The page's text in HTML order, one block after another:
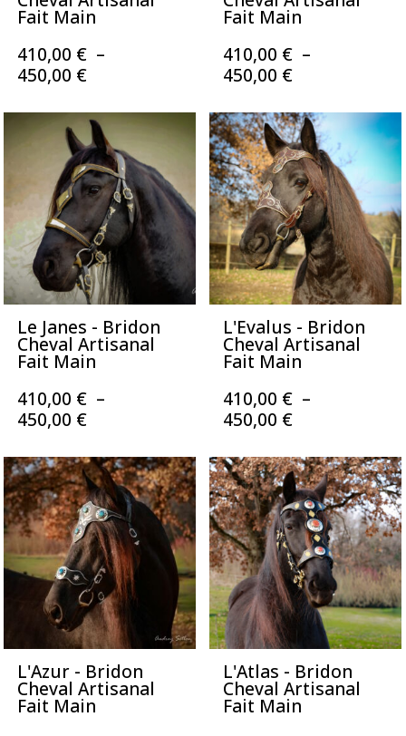
Fait Main
410,00 € –
450,00 €Plage
prix :
410,00 €
à
450,00 €
Fait Main
410,00 € –
450,00 €Plage
prix :
410,00 €
à
450,00 €
Le Janes - Bridon
Cheval Artisanal
Fait Main
410,00 € –
450,00 €Plage
prix :
410,00 €
à
450,00 €
L'Evalus - Bridon
Cheval Artisanal
Fait Main
410,00 € –
450,00 €Plage
prix :
410,00 €
à
450,00 €
L'Azur - Bridon
Cheval Artisanal
Fait Main
L'Atlas - Bridon
Cheval Artisanal
Fait Main